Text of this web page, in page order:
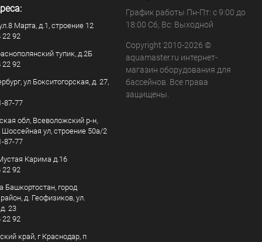
Марта, д.1, строение 12
22 92
тупик, д.2Б
22 92
ул Бокситогорская, д. 27,
87-77
обл, Всеволожский р-н,
Шоссейная ул, строение 50а/2
87-77
Карима д.16
22 92
Башкортостан, город
д. Геофизиков, ул.
23
22 92
край, г Краснодар, п
График работы Пн-Пт: с 9:00 до
18:00 Сб, Вс: Выходной
Copyright 2010-2026 ©
aquamaster.ru интернет-
магазин оборудования для
бассейнов. Все права
защищены.